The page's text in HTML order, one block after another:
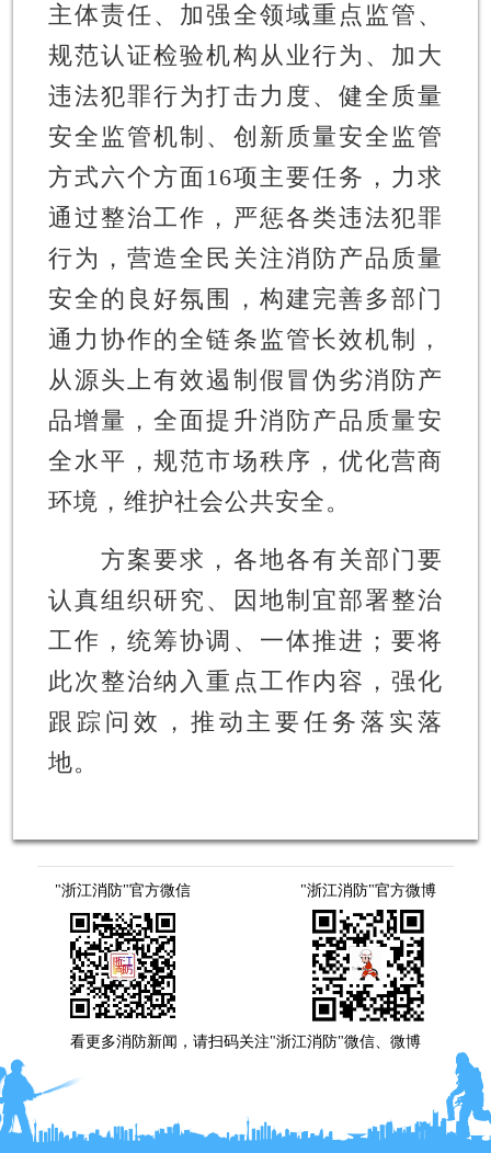
主体责任、加强全领域重点监管、
规范认证检验机构从业行为、加大
违法犯罪行为打击力度、健全质量
安全监管机制、创新质量安全监管
方式六个方面16项主要任务，力求
通过整治工作，严惩各类违法犯罪
行为，营造全民关注消防产品质量
安全的良好氛围，构建完善多部门
通力协作的全链条监管长效机制，
从源头上有效遏制假冒伪劣消防产
品增量，全面提升消防产品质量安
全水平，规范市场秩序，优化营商
环境，维护社会公共安全。
方案要求，各地各有关部门要
认真组织研究、因地制宜部署整治
工作，统筹协调、一体推进；要将
此次整治纳入重点工作内容，强化
跟踪问效，推动主要任务落实落
地。
"浙江消防"官方微信 "浙江消防"官方微博
看更多消防新闻，请扫码关注"浙江消防"微信、微博